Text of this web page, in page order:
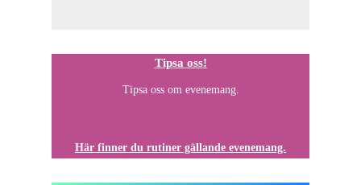
Tipsa oss!
Tipsa oss om evenemang.
Här finner du rutiner gällande evenemang.